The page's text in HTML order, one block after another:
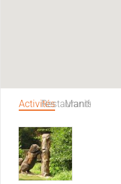
ActivitésRestaurants